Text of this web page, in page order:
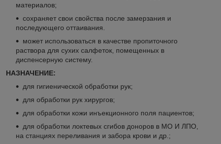
материалов;
сохраняет свои свойства после замерзания и
последующего оттаивания.
может использоваться в качестве пропиточного
раствора для сухих салфеток, помещенных в
диспенсерную систему.
НАЗНАЧЕНИЕ:
для гигиенической обработки рук;
для обработки рук хирургов;
для обработки кожи инъекционного поля пациентов;
для обработки локтевых сгибов доноров в МО И ЛПО,
на станциях переливания и забора крови и др.;